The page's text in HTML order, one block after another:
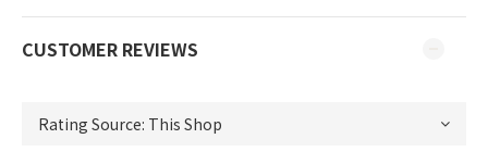
CUSTOMER REVIEWS